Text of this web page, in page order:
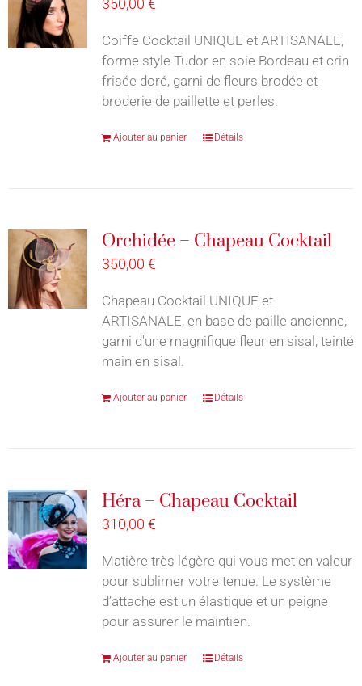
350,00 €
Coiffe Cocktail UNIQUE et ARTISANALE,
forme style Tudor en soie Bordeau et crin
frisée doré, garni de fleurs brodée et
broderie de paillette et perles.
Ajouter au panier Détails
Orchidée – Chapeau Cocktail
350,00 €
Chapeau Cocktail UNIQUE et
ARTISANALE, en base de paille ancienne,
garni d'une magnifique fleur en sisal, teinté
main en sisal.
Ajouter au panier Détails
Héra – Chapeau Cocktail
310,00 €
Matière très légère qui vous met en valeur
pour sublimer votre tenue. Le système
d’attache est un élastique et un peigne
pour assurer le maintien.
Ajouter au panier Détails